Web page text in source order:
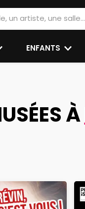
ENFANTS
À